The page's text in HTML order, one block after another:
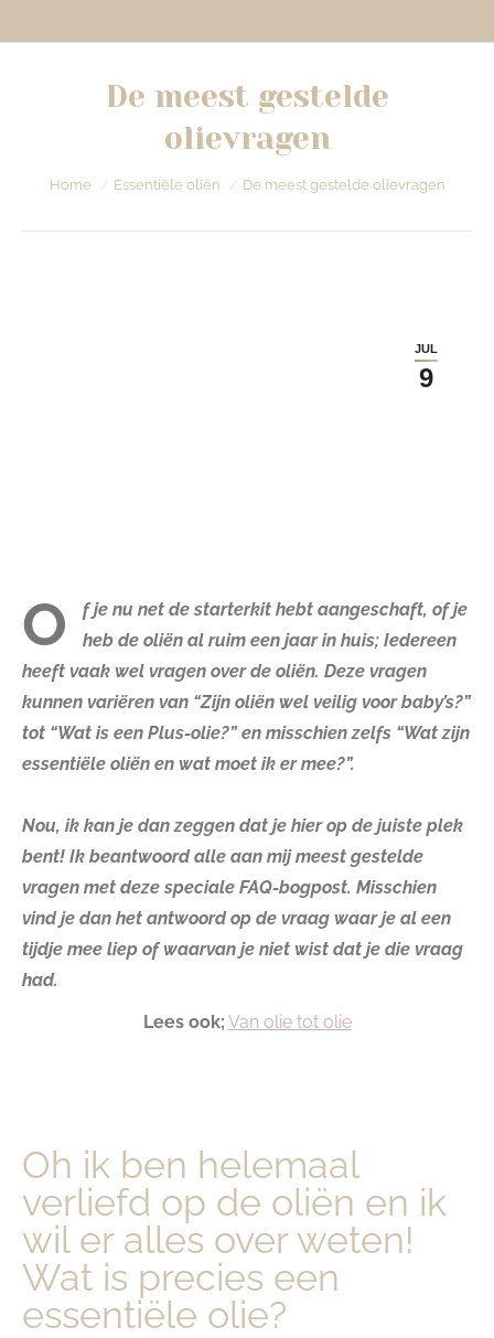
De meest gestelde
olievragen
Je bent hier:
Home Essentiële oliën De meest gestelde olievragen
JUL
9
O
f je nu net de starterkit hebt aangeschaft, of je
heb de oliën al ruim een jaar in huis; Iedereen
heeft vaak wel vragen over de oliën. Deze vragen
kunnen variëren van “Zijn oliën wel veilig voor baby’s?”
tot “Wat is een Plus-olie?” en misschien zelfs “Wat zijn
essentiële oliën en wat moet ik er mee?”.
Nou, ik kan je dan zeggen dat je hier op de juiste plek
bent! Ik beantwoord alle aan mij meest gestelde
vragen met deze speciale FAQ-bogpost. Misschien
vind je dan het antwoord op de vraag waar je al een
tijdje mee liep of waarvan je niet wist dat je die vraag
had.
Lees ook; Van olie tot olie
Oh ik ben helemaal
verliefd op de oliën en ik
wil er alles over weten!
Wat is precies een
essentiële olie?